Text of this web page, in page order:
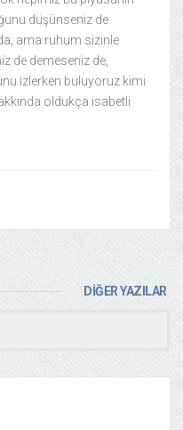
düşünseniz de
ama ruhum sizinle
de demeseniz de,
izlerken buluyoruz kimi
oldukça isabetli
DİĞER YAZILAR